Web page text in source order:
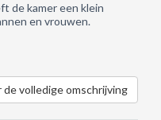
de kamer een klein
en vrouwen.
de volledige omschrijving